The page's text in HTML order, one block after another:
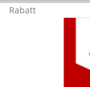
Rabatt